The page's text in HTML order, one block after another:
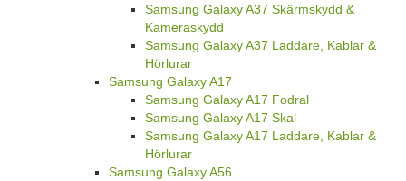
Samsung Galaxy A37 Skärmskydd &
Kameraskydd
Samsung Galaxy A37 Laddare, Kablar &
Hörlurar
Samsung Galaxy A17
Samsung Galaxy A17 Fodral
Samsung Galaxy A17 Skal
Samsung Galaxy A17 Laddare, Kablar &
Hörlurar
Samsung Galaxy A56